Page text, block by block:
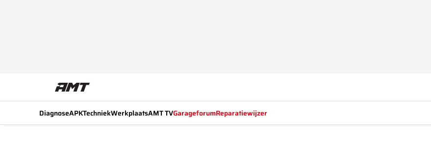
DiagnoseAPKTechniekWerkplaatsAMT TVGarageforumReparatiewijzer